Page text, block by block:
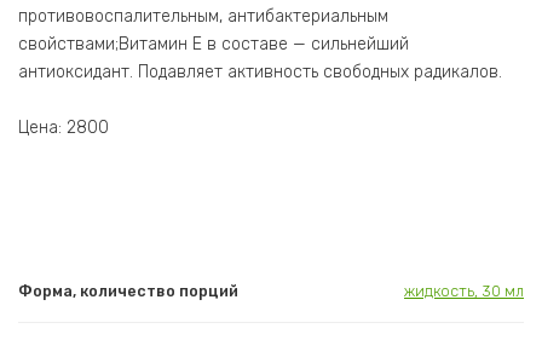
противовоспалительным, антибактериальным
свойствами;Витамин Е в составе — сильнейший
антиоксидант. Подавляет активность свободных радикалов.
Цена: 2800
Форма, количество порций жидкость, 30 мл